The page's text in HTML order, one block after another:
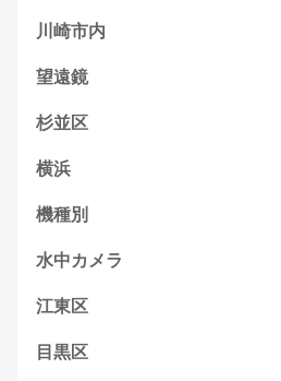
川崎市内
望遠鏡
杉並区
横浜
機種別
水中カメラ
江東区
目黒区